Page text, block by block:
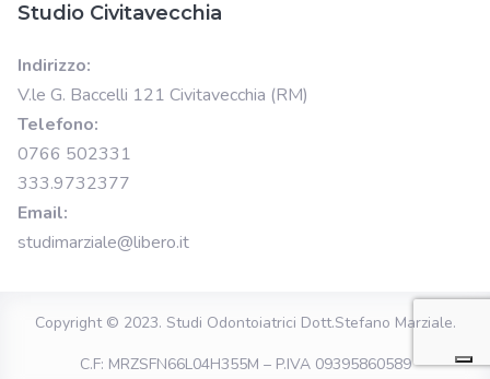
Studio Civitavecchia
Indirizzo:
V.le G. Baccelli 121 Civitavecchia (RM)
Telefono:
0766 502331
333.9732377
Email:
studimarziale@libero.it
Copyright © 2023. Studi Odontoiatrici Dott.Stefano Marziale.
C.F: MRZSFN66L04H355M – P.IVA 09395860589